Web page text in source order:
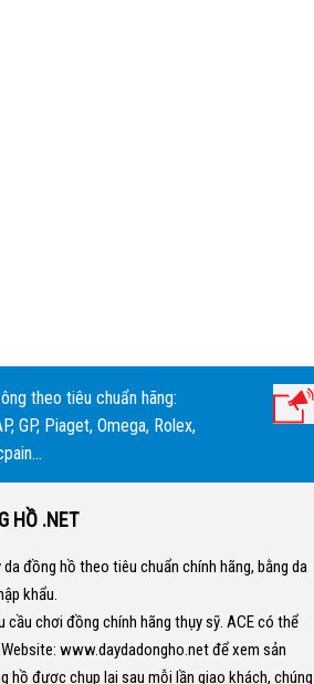
theo tiêu chuẩn hãng:
GP, Piaget, Omega, Rolex,
HỒ .NET
da đồng hồ theo tiêu chuẩn chính hãng, bằng da
khẩu.
cầu chơi đồng chính hãng thụy sỹ. ACE có thể
www.daydadongho.netđể xem sản
hồ được chụp lại sau mỗi lần giao khách, chúng